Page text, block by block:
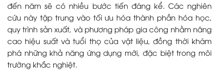
đến năm sẽ có nhiều bước tiến đáng kể. Các nghiên
cứu này tập trung vào tối ưu hóa thành phần hóa học,
quy trình sản xuất, và phương pháp gia công nhằm nâng
cao hiệu suất và tuổi thọ của vật liệu, đồng thời khám
phá những khả năng ứng dụng mới, đặc biệt trong môi
trường khắc nghiệt.